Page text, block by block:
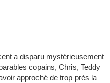
a disparu mystérieusement
copains, Chris, Teddy
approché de trop près la